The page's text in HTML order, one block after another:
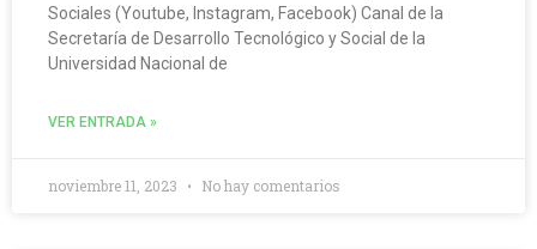
Sociales (Youtube, Instagram, Facebook) Canal de la
Secretaría de Desarrollo Tecnológico y Social de la
Universidad Nacional de
VER ENTRADA »
noviembre 11, 2023 No hay comentarios